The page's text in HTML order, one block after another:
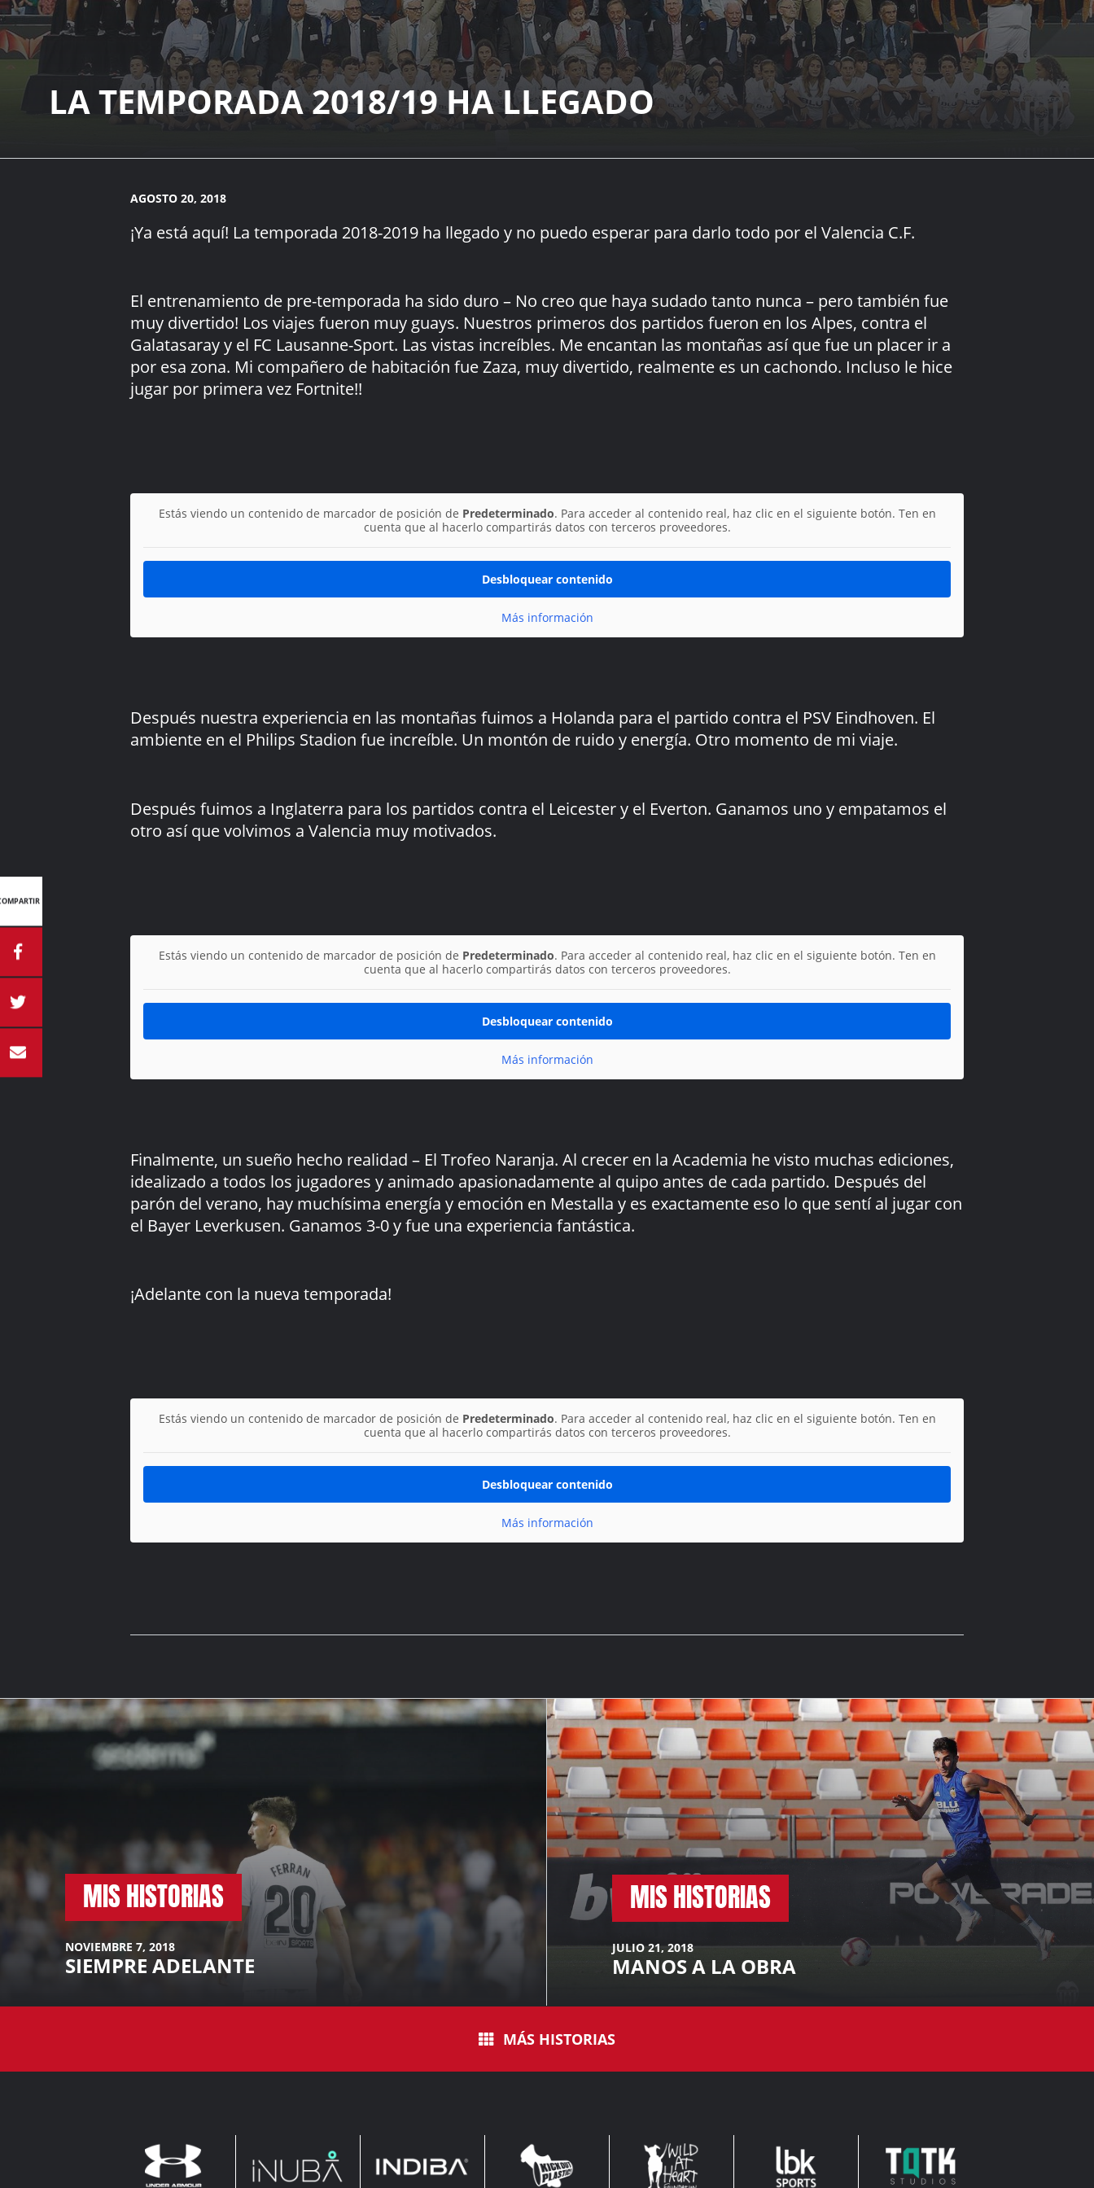
LA TEMPORADA 2018/19 HA LLEGADO
AGOSTO 20, 2018
¡Ya está aquí! La temporada 2018-2019 ha llegado y no puedo esperar para darlo todo por el Valencia C.F.
El entrenamiento de pre-temporada ha sido duro – No creo que haya sudado tanto nunca – pero también fue
muy divertido! Los viajes fueron muy guays. Nuestros primeros dos partidos fueron en los Alpes, contra el
Galatasaray y el FC Lausanne-Sport. Las vistas increíbles. Me encantan las montañas así que fue un placer ir a
por esa zona. Mi compañero de habitación fue Zaza, muy divertido, realmente es un cachondo. Incluso le hice
jugar por primera vez Fortnite!!
Estás viendo un contenido de marcador de posición de Predeterminado. Para acceder al contenido real, haz clic en el siguiente botón. Ten en
cuenta que al hacerlo compartirás datos con terceros proveedores.
Desbloquear contenido
Más información
Después nuestra experiencia en las montañas fuimos a Holanda para el partido contra el PSV Eindhoven. El
ambiente en el Philips Stadion fue increíble. Un montón de ruido y energía. Otro momento de mi viaje.
Después fuimos a Inglaterra para los partidos contra el Leicester y el Everton. Ganamos uno y empatamos el
otro así que volvimos a Valencia muy motivados.
Estás viendo un contenido de marcador de posición de Predeterminado. Para acceder al contenido real, haz clic en el siguiente botón. Ten en
cuenta que al hacerlo compartirás datos con terceros proveedores.
Desbloquear contenido
Más información
Finalmente, un sueño hecho realidad – El Trofeo Naranja. Al crecer en la Academia he visto muchas ediciones,
idealizado a todos los jugadores y animado apasionadamente al quipo antes de cada partido. Después del
parón del verano, hay muchísima energía y emoción en Mestalla y es exactamente eso lo que sentí al jugar con
el Bayer Leverkusen. Ganamos 3-0 y fue una experiencia fantástica.
¡Adelante con la nueva temporada!
Estás viendo un contenido de marcador de posición de Predeterminado. Para acceder al contenido real, haz clic en el siguiente botón. Ten en
cuenta que al hacerlo compartirás datos con terceros proveedores.
Desbloquear contenido
Más información
MIS HISTORIAS
NOVIEMBRE 7, 2018
SIEMPRE ADELANTE
MIS HISTORIAS
JULIO 21, 2018
MANOS A LA OBRA
MÁS HISTORIAS
UNDER
ARMOUR
INUBA INDIBA
KOP
WIDE
WAHF
WIDE
LEADERBROCK
SPORTS
TQTK
STUDIOS